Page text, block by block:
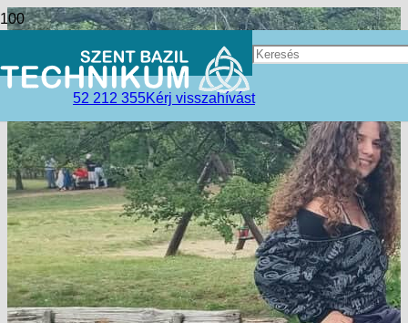
52 212 355Kérj visszahívást